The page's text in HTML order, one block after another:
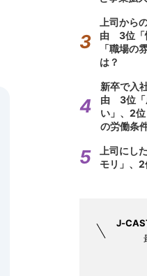
上司から
由 3位「
「職場の
は？
新卒で入
由 3位「
い」、2
の労働条
上司に
モリ」、2
J-